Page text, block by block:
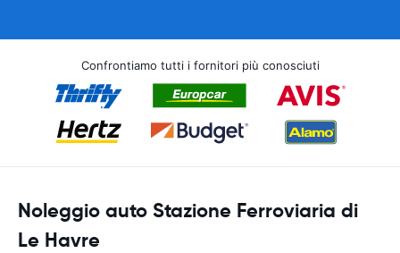
Confrontiamo tutti i fornitori più conosciuti
Noleggio auto Stazione Ferroviaria di
Le Havre